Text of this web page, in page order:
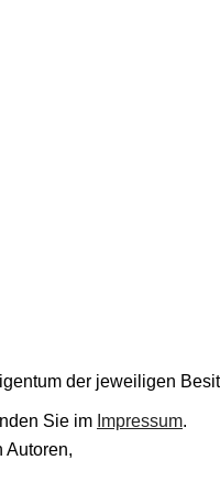
der jeweiligen
Sie im Impressum.
Autoren,